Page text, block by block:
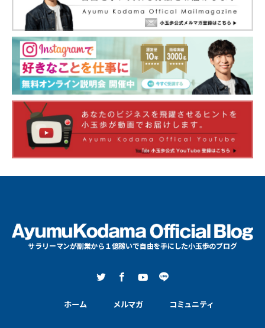
サラリーマンが副業から１億稼いで自由を手にした小玉歩のブログ
ホーム メルマガ コミュニティ